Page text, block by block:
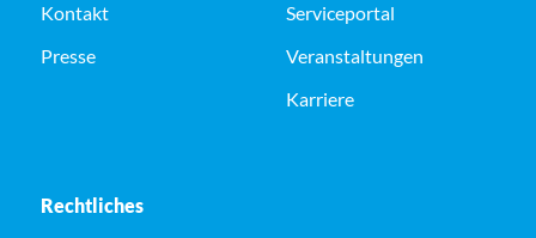
Kontakt
Presse
Serviceportal
Veranstaltungen
Karriere
Rechtliches